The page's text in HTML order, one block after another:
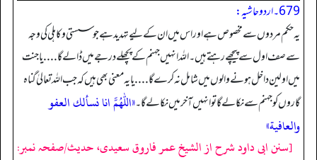
679۔ اردو حاشیہ:
یہ حکم مردوں سے مخصوص ہے اور اس میں ان کے لیے تہدید ہے جو سستی و کاہلی کی وجہ
سے صف اول سے پیچھے رہتے ہیں۔ اللہ انہیں جہنم کے پچھلے درجے میں ڈالے گا . . . . یا جنت
میں اولین داخل ہونے والوں میں شامل نہ کرے گا . . . . یا یہ معنی بھی ہیں کہ جب اللہ تعالیٰ گناہ
گاروں کو جہنم سے نکالے گا تو انہیں آخر میں نکالے گا۔«اللهم انا نسألك العفو
والعافية»
[سنن ابی داود شرح از الشیخ عمر فاروق سعیدی، حدیث/صفحہ نمبر: